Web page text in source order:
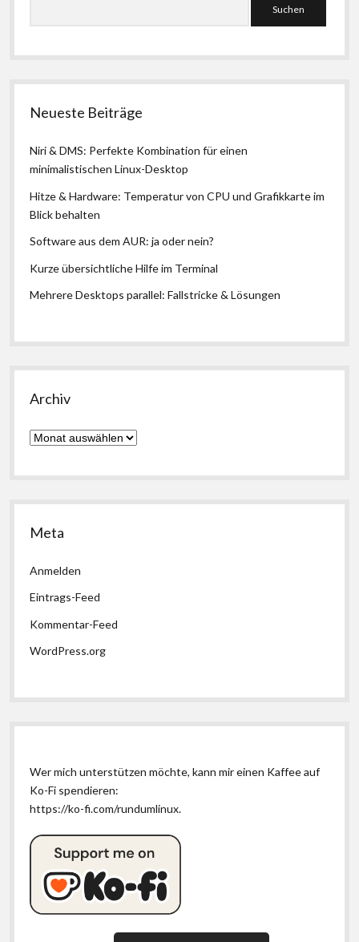
Neueste Beiträge
Niri & DMS: Perfekte Kombination für einen
minimalistischen Linux-Desktop
Hitze & Hardware: Temperatur von CPU und Grafikkarte im
Blick behalten
Software aus dem AUR: ja oder nein?
Kurze übersichtliche Hilfe im Terminal
Mehrere Desktops parallel: Fallstricke & Lösungen
Archiv
Archiv
Meta
Anmelden
Eintrags-Feed
Kommentar-Feed
WordPress.org
Wer mich unterstützen möchte, kann mir einen Kaffee auf
Ko-Fi spendieren:
https://ko-fi.com/rundumlinux.